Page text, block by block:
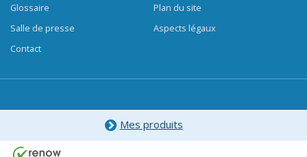
Glossaire
Salle de presse
Contact
Plan du site
Aspects légaux
Mes produits